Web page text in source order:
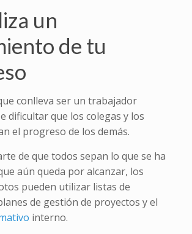
un
de tu
conlleva ser un trabajador
dificultar que los colegas y los
el progreso de los demás.
de que todos sepan lo que se ha
aún queda por alcanzar, los
pueden utilizar listas de
de gestión de proyectos y el
interno.